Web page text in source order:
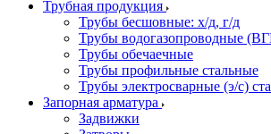
Трубная продукция
Трубы бесшовные: х/д, г/д
Трубы водогазопроводные
Трубы обечаечные
Трубы профильные стальные
Трубы электросварные (э/с)
Запорная арматура
Задвижки